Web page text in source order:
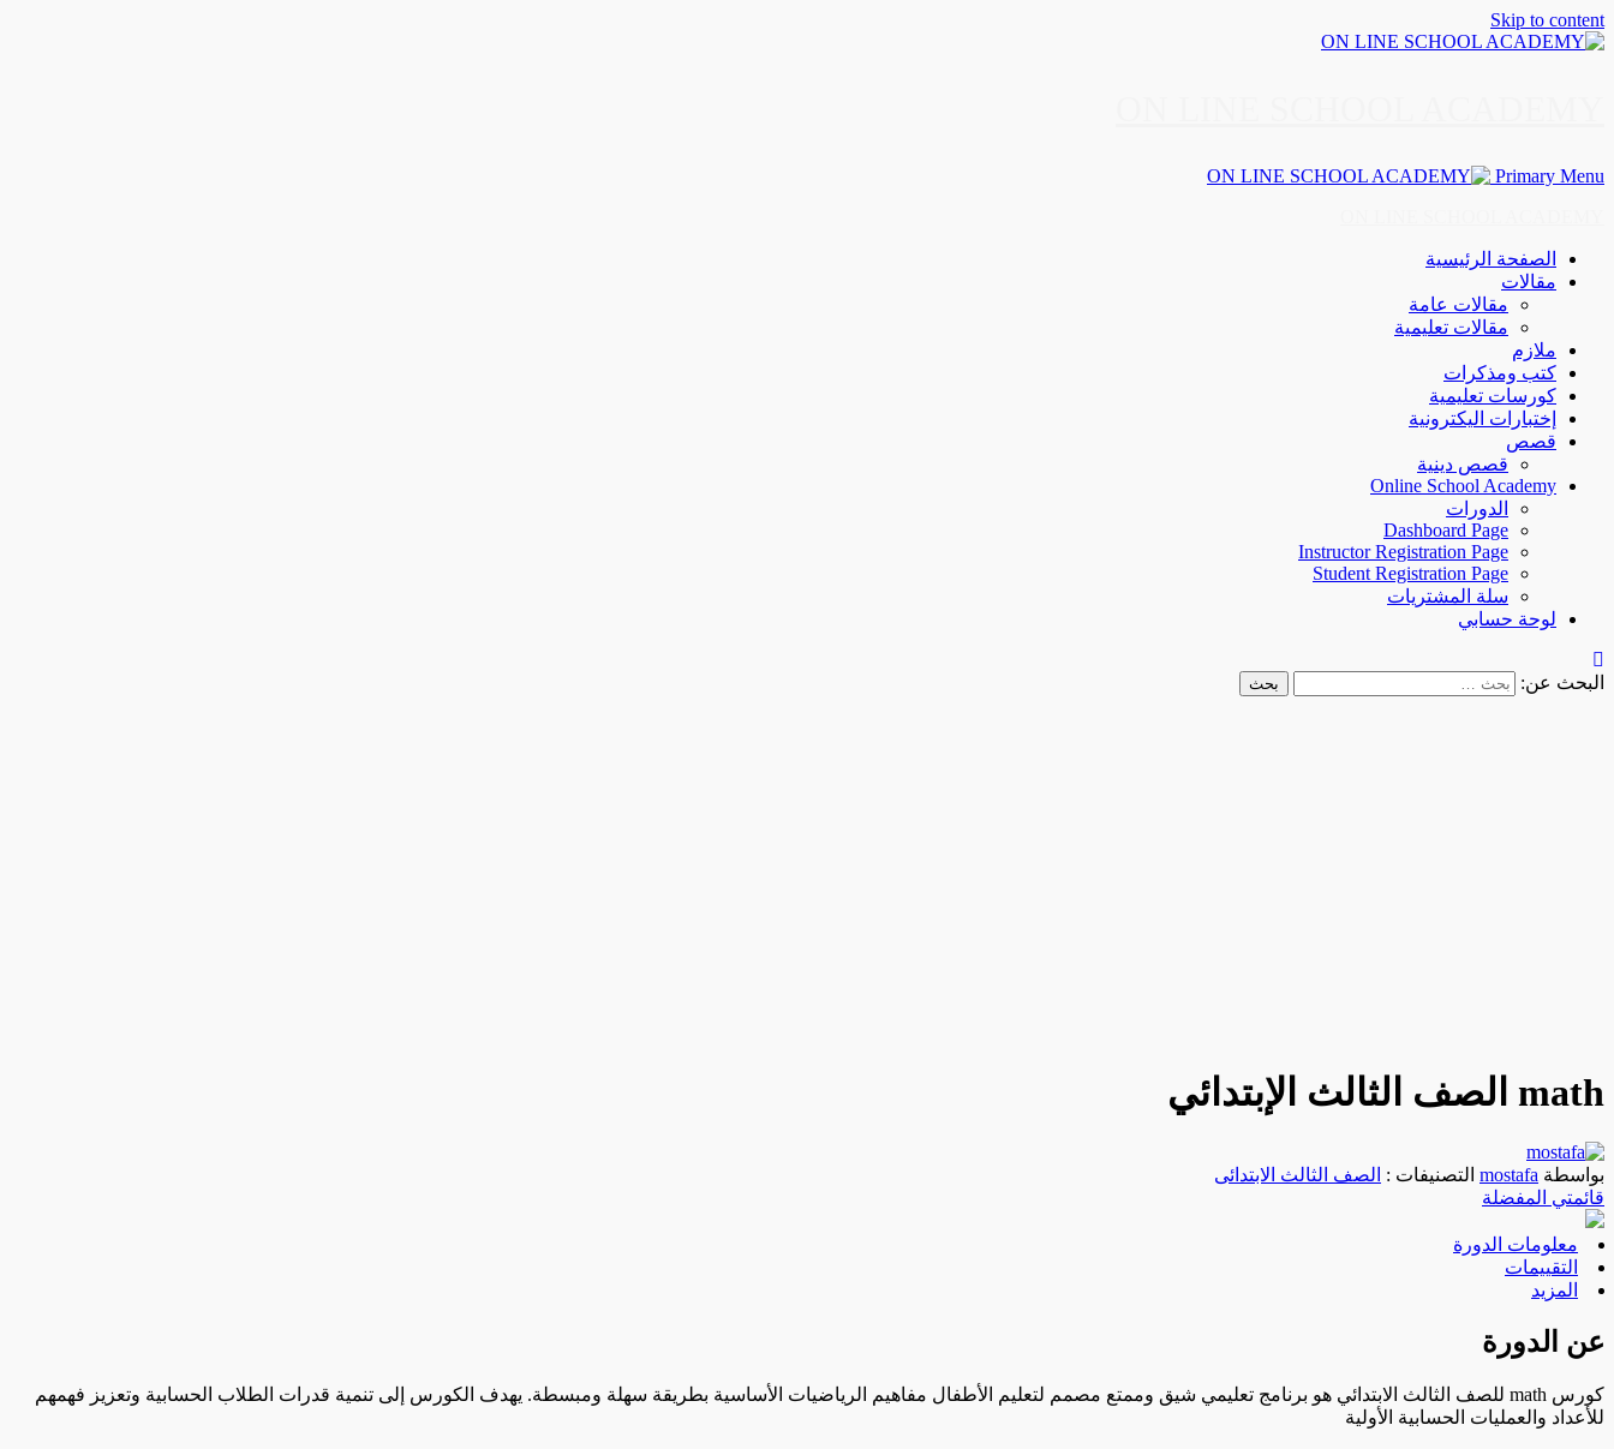
Skip to content
Primary Menu
الصفحة الرئيسية
مقالات
مقالات عامة
مقالات تعليمية
ملازم
كتب ومذكرات
كورسات تعليمية
إختبارات اليكترونية
قصص
قصص دينية
Online School Academy
الدورات
Dashboard Page
Instructor Registration Page
Student Registration Page
سلة المشتريات
لوحة حسابي
البحث عن:
math الصف الثالث الإبتدائي
بواسطة mostafa التصنيفات : الصف الثالث الابتدائى
قائمتي المفضلة
معلومات الدورة
التقييمات
المزيد
عن الدورة
كورس math للصف الثالث الابتدائي هو برنامج تعليمي شيق وممتع مصمم لتعليم الأطفال مفاهيم الرياضيات الأساسية بطريقة سهلة ومبسطة. يهدف الكورس إلى تنمية قدرات الطلاب الحسابية وتعزيز فهمهم
للأعداد والعمليات الحسابية الأولية